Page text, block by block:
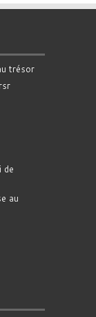
trésor
de
au